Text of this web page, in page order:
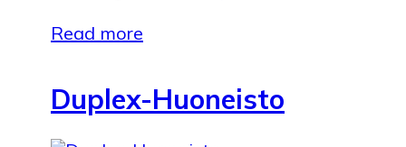
Read more
Duplex-Huoneisto